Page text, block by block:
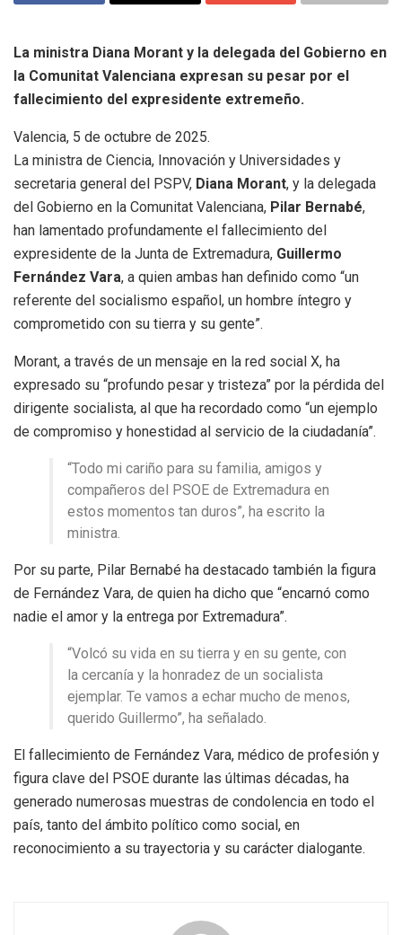
La ministra Diana Morant y la delegada del Gobierno en
la Comunitat Valenciana expresan su pesar por el
fallecimiento del expresidente extremeño.
Valencia, 5 de octubre de 2025.
La ministra de Ciencia, Innovación y Universidades y
secretaria general del PSPV, Diana Morant, y la delegada
del Gobierno en la Comunitat Valenciana, Pilar Bernabé,
han lamentado profundamente el fallecimiento del
expresidente de la Junta de Extremadura, Guillermo
Fernández Vara, a quien ambas han definido como “un
referente del socialismo español, un hombre íntegro y
comprometido con su tierra y su gente”.
Morant, a través de un mensaje en la red social X, ha
expresado su “profundo pesar y tristeza” por la pérdida del
dirigente socialista, al que ha recordado como “un ejemplo
de compromiso y honestidad al servicio de la ciudadanía”.
“Todo mi cariño para su familia, amigos y
compañeros del PSOE de Extremadura en
estos momentos tan duros”, ha escrito la
ministra.
Por su parte, Pilar Bernabé ha destacado también la figura
de Fernández Vara, de quien ha dicho que “encarnó como
nadie el amor y la entrega por Extremadura”.
“Volcó su vida en su tierra y en su gente, con
la cercanía y la honradez de un socialista
ejemplar. Te vamos a echar mucho de menos,
querido Guillermo”, ha señalado.
El fallecimiento de Fernández Vara, médico de profesión y
figura clave del PSOE durante las últimas décadas, ha
generado numerosas muestras de condolencia en todo el
país, tanto del ámbito político como social, en
reconocimiento a su trayectoria y su carácter dialogante.